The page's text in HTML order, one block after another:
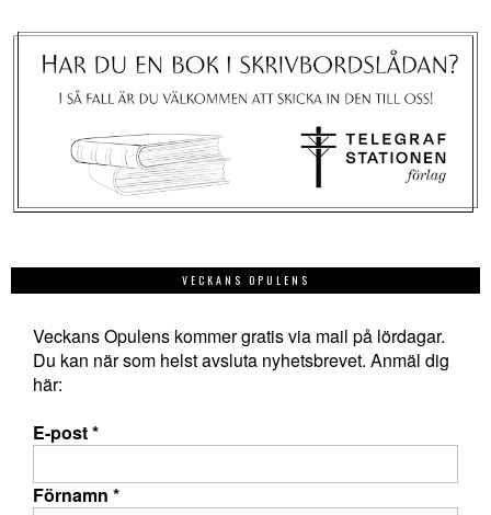
VECKANS OPULENS
Veckans Opulens kommer gratis via mail på lördagar.
Du kan när som helst avsluta nyhetsbrevet. Anmäl dig
här:
E-post*
Förnamn *